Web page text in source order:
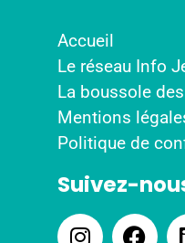
Accueil
Le réseau Info
La boussole
Mentions
Politique de
Suivez-